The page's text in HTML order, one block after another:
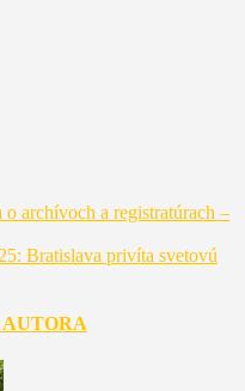
o archívoch a registratúrach –
Bratislava privíta svetovú